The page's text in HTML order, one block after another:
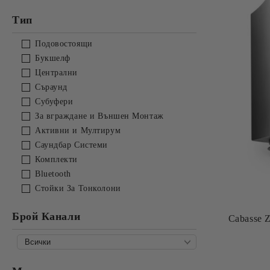
Тип
Подовостоящи
Букшелф
Централни
Съраунд
Субуфери
За вграждане и Външен Монтаж
Активни и Мултирум
Саундбар Системи
Комплекти
Bluetooth
Стойки За Тонколони
Брой Канали Cabasse